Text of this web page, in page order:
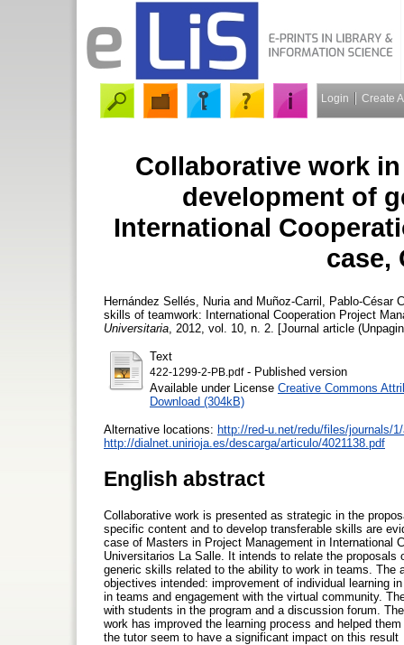
Login Create
Collaborative work
development of
International
case,
Hernández Sellés, Nuria and Muñoz-Carril, Pablo-César
skills of teamwork: International Cooperation Project
Universitaria , 2012, vol. 10, n. 2. [Journal article
Text
422-1299-2-PB.pdf- Published version
Available under License Creative Commons
Download (304kB)
Alternative locations: http://red-u.net/redu/files/journals/
http://dialnet.unirioja.es/descarga/articulo/4021138.pdf
English abstract
Collaborative work is presented as strategic in the
specific content and to develop transferable skills are
case of Masters in Project Management in International
Universitarios La Salle. It intends to relate the
generic skills related to the ability to work in teams. The
objectives intended: improvement of individual learning
in teams and engagement with the virtual community.
with students in the program and a discussion forum.
work has improved the learning process and helped
the tutor seem to have a significant impact on this result